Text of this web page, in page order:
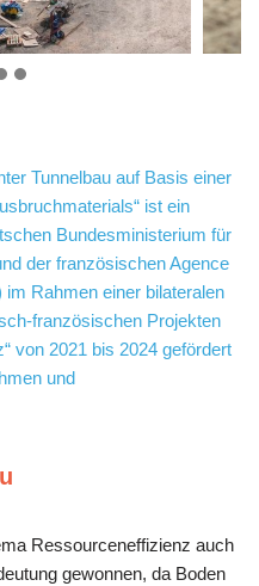
Tunnelbau auf Basis einer
ist ein
Bundesministerium für
der französischen Agence
Rahmen einer bilateralen
französischen Projekten
von 2021 bis 2024 gefördert
und
Ressourceneffizienz auch
gewonnen, da Boden